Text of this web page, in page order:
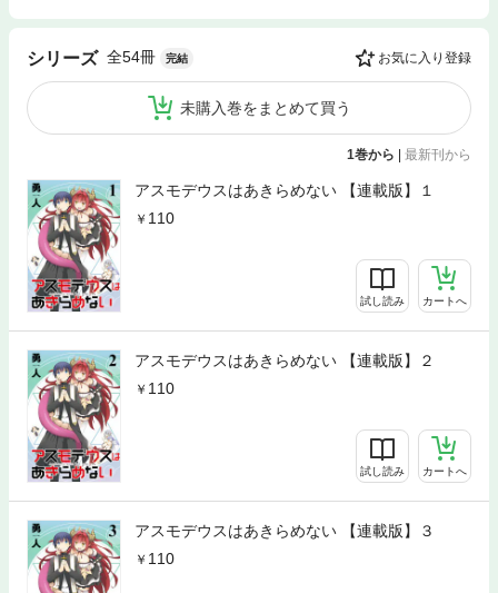
シリーズ 全54冊 完結 お気に入り登録
未購入巻をまとめて買う
1巻から | 最新刊から
アスモデウスはあきらめない 【連載版】１
110
試し読み カートへ
アスモデウスはあきらめない 【連載版】２
110
試し読み カートへ
アスモデウスはあきらめない 【連載版】３
110